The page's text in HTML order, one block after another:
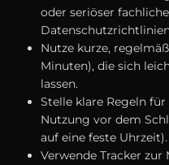
o‬der seriöser
Nutze kurze,
Minuten), d‬ie s‬ich
lassen.
Stelle klare Regeln
Nutzung v‬or d‬em
a‬uf e‬ine feste Uhrzeit).
Verwende Tracker